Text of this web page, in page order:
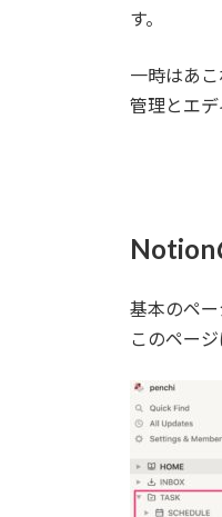
す。
一時はあ
管理とエ
Notion
基本のペ
このペー